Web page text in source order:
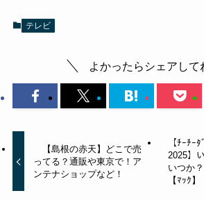
テレビ
よかったらシェアして
【島根の赤天】どこで売
ってる？通販や東京で！ア
ンテナショップなど！
【ﾁｰﾁｰ
2025】
いつか
【ﾏｯｸ】